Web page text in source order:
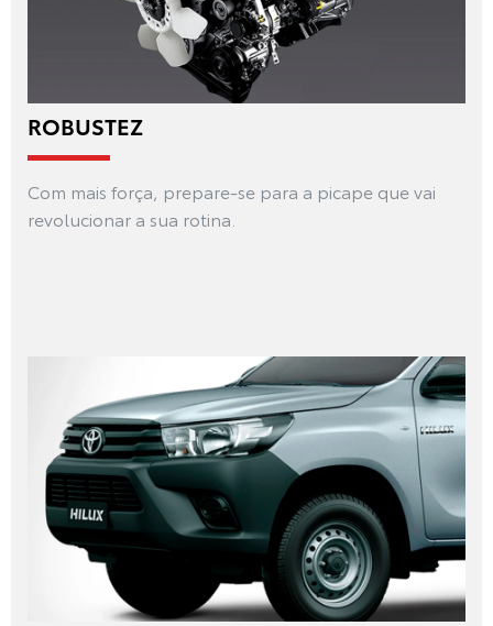
ROBUSTEZ
Com mais força, prepare-se para a picape que vai
revolucionar a sua rotina.